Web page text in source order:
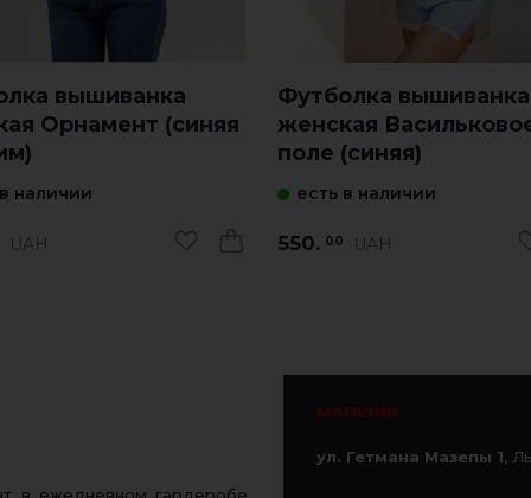
вышиванка
Орнамент (синяя
наличии
UAH
Футболка вышиванка
женская
поле (синяя)
есть в наличии
550. 00 UAH
в ежедневном гардеробе
МАГАЗИН
ул. Гетмана Мазепы 1,